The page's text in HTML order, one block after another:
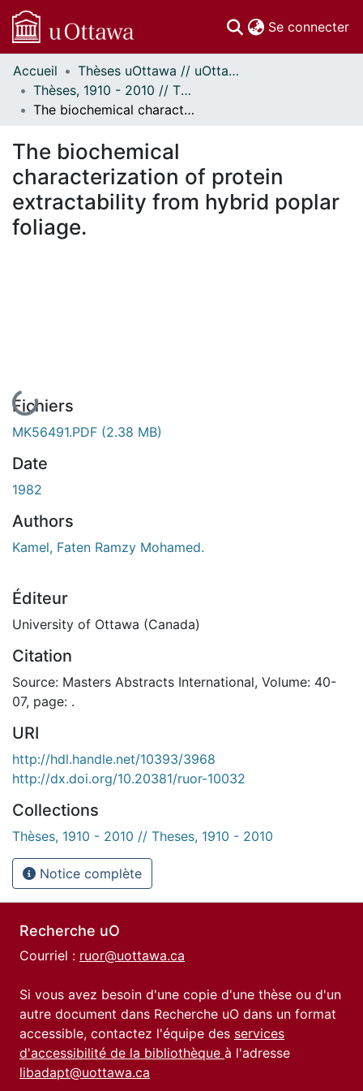
Se connecter
Communautés
et collections
Parcourir
À propos
Accueil
Thèses uOttawa // uOttawa Theses
Thèses, 1910 - 2010 // Theses, 1910 - 2010
The biochemical characterization of protein extractability from hybrid poplar foliage.
The biochemical
characterization of protein
extractability from hybrid poplar
foliage.
En cours de chargement...
Fichiers
MK56491.PDF (2.38 MB)
Date
1982
Authors
Kamel, Faten Ramzy Mohamed.
Éditeur
University of Ottawa (Canada)
Citation
Source: Masters Abstracts International, Volume: 40-
07, page: .
URI
http://hdl.handle.net/10393/3968
http://dx.doi.org/10.20381/ruor-10032
Collections
Thèses, 1910 - 2010 // Theses, 1910 - 2010
Notice complète
Recherche uO
Courriel : ruor@uottawa.ca
Si vous avez besoin d'une copie d'une thèse ou d'un
autre document dans Recherche uO dans un format
accessible, contactez l'équipe des services
d'accessibilité de la bibliothèque à l'adresse
libadapt@uottawa.ca